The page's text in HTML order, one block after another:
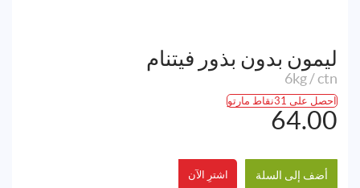
ليمون بدون بذور فيتنام
6kg / ctn
احصل على 31نقاط مارتو
64.00
أضف إلى السلة اشترِ الآن